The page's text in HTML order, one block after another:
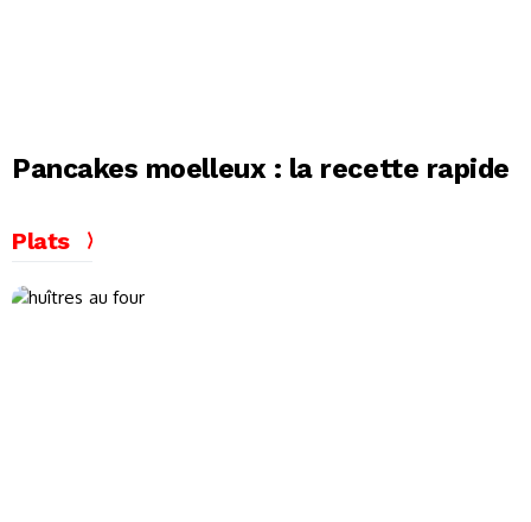
Pancakes moelleux : la recette rapide
Plats